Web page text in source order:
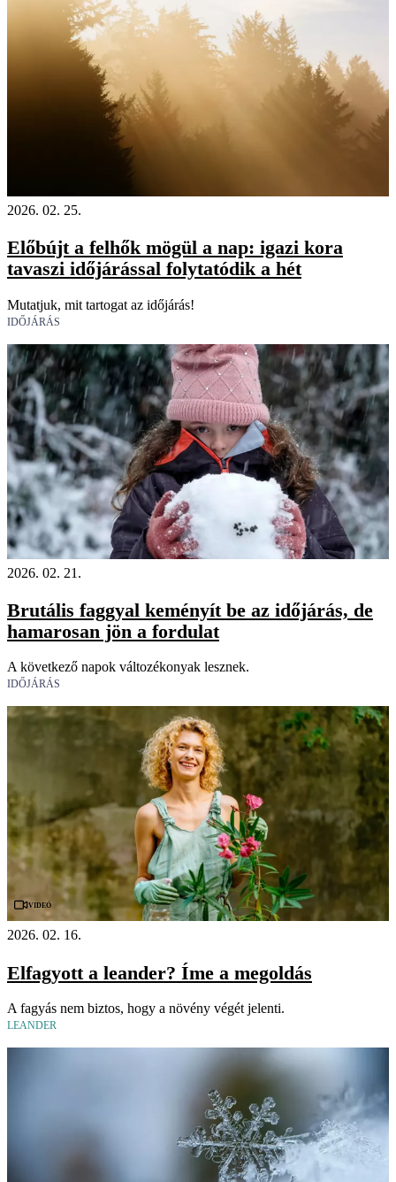
2026. 02. 25.
Előbújt a felhők mögül a nap: igazi kora
tavaszi időjárással folytatódik a hét
Mutatjuk, mit tartogat az időjárás!
IDŐJÁRÁS
2026. 02. 21.
Brutális faggyal keményít be az időjárás, de
hamarosan jön a fordulat
A következő napok változékonyak lesznek.
IDŐJÁRÁS
Videó
2026. 02. 16.
Elfagyott a leander? Íme a megoldás
A fagyás nem biztos, hogy a növény végét jelenti.
LEANDER